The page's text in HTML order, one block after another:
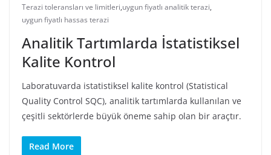
Terazi toleransları ve limitleri,uygun fiyatlı analitik terazi,
uygun fiyatlı hassas terazi
Analitik Tartımlarda İstatistiksel
Kalite Kontrol
Laboratuvarda istatistiksel kalite kontrol (Statistical
Quality Control SQC), analitik tartımlarda kullanılan ve
çeşitli sektörlerde büyük öneme sahip olan bir araçtır.
Read More